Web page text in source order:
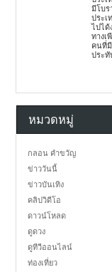
มีโบ
ประเ
ไปได้
ทางเ
คนที่
ประทั
หมวดหมู่
กลอน คำขวัญ
ข่าววันนี้
ข่าวบันเทิง
คลิปวิดีโอ
ดาวน์โหลด
ดูดวง
ดูทีวีออนไลน์
ท่องเที่ยว